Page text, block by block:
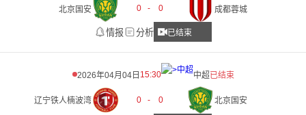
北京国安 0 - 0 成都蓉城
情报 分析 已结束
2026年04月04日 15:30 中超已结束
辽宁铁人楠波湾 0 - 0 北京国安